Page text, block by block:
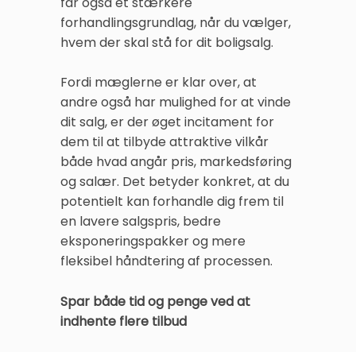
forhandlingsgrundlag, når du vælger,
hvem der skal stå for dit boligsalg.
Fordi mæglerne er klar over, at
andre også har mulighed for at vinde
dit salg, er der øget incitament for
dem til at tilbyde attraktive vilkår
både hvad angår pris, markedsføring
og salær. Det betyder konkret, at du
potentielt kan forhandle dig frem til
en lavere salgspris, bedre
eksponeringspakker og mere
fleksibel håndtering af processen.
Spar både tid og penge ved at
indhente flere tilbud